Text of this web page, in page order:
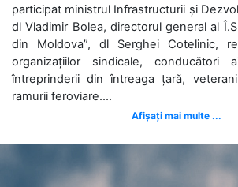
participat ministrul Infrastructurii și
dl Vladimir Bolea, directorul general al
din Moldova”, dl Serghei Cotelinic,
organizațiilor sindicale, conducători
întreprinderii din întreaga țară,
ramurii feroviare....
Afișați mai multe ...